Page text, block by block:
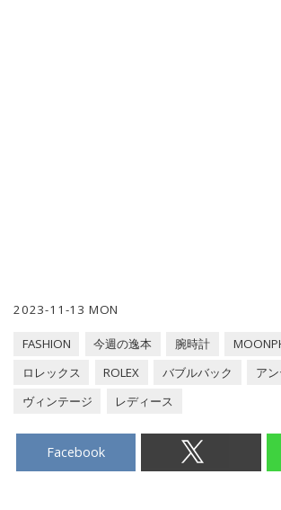
2023-11-13 MON
FASHION 今週の逸本 腕時計
ロレックス
ROLEX バブルバック
ア
ヴィンテージ
レディース
Facebook